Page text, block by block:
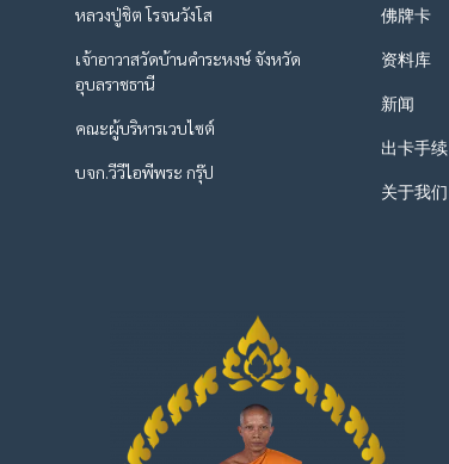
หลวงปู่ชิต โรจนวังโส
เจ้าอาวาสวัดบ้านคำระหงษ์ จังหวัด
อุบลราชธานี
คณะผู้บริหารเวบไซต์
บจก.วีวีไอพีพระ กรุ๊ป
佛牌卡
资料库
新闻
出卡手续
关于我们